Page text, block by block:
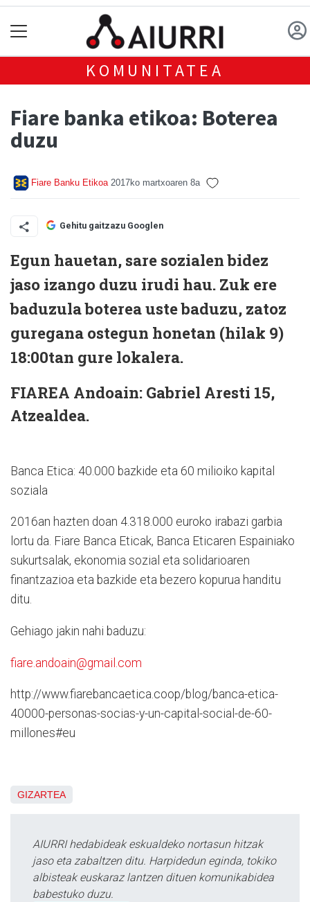
KOMUNITATEA
Fiare banka etikoa: Boterea
duzu
Fiare Banku Etikoa 2017ko martxoaren 8a
Gehitu gaitzazu Googlen
Egun hauetan, sare sozialen bidez
jaso izango duzu irudi hau. Zuk ere
baduzula boterea uste baduzu, zatoz
guregana ostegun honetan (hilak 9)
18:00tan gure lokalera.
FIAREA Andoain: Gabriel Aresti 15,
Atzealdea.
Banca Etica: 40.000 bazkide eta 60 milioiko kapital
soziala
2016an hazten doan 4.318.000 euroko irabazi garbia
lortu da. Fiare Banca Eticak, Banca Eticaren Espainiako
sukurtsalak, ekonomia sozial eta solidarioaren
finantzazioa eta bazkide eta bezero kopurua handitu
ditu.
Gehiago jakin nahi baduzu:
fiare.andoain@gmail.com
http://www.fiarebancaetica.coop/blog/banca-etica-
40000-personas-socias-y-un-capital-social-de-60-
millones#eu
GIZARTEA
AIURRI hedabideak eskualdeko nortasun hitzak
jaso eta zabaltzen ditu. Harpidedun eginda, tokiko
albisteak euskaraz lantzen dituen komunikabidea
babestuko duzu.